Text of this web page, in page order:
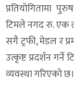
प्रतियोगितामा
टिमले नगद रु. एक
सगै ट्रफी, मेडल र
उत्कृष्ट प्रदर्शन
व्यवस्था गरिएको छ।